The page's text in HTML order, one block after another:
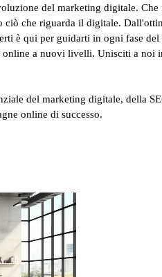
del marketing digitale. Che
ciò che riguarda il digitale.
è qui per guidarti in ogni fase del
a nuovi livelli. Unisciti a noi
del marketing digitale, della
online di successo.